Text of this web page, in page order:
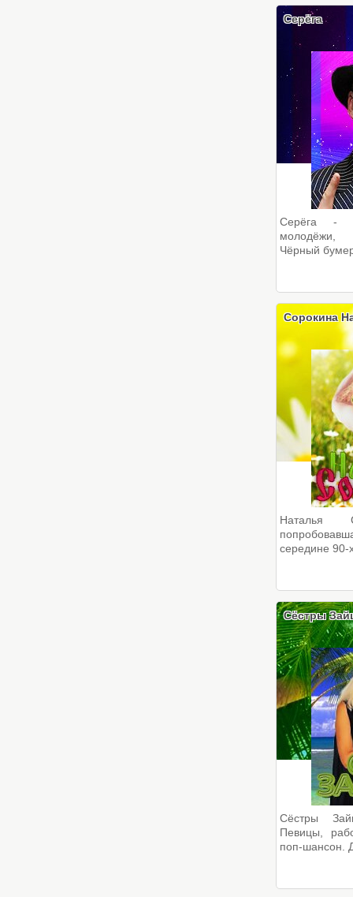
Серёга
Серёга -
молодёжи,
Чёрный
Сорокина
Наталья
середине 90-
Сёстры
Сёстры
Певицы,
поп-шансон.